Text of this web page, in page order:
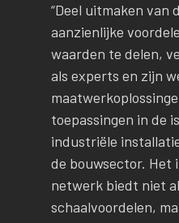
“Deel uitmaken van
aanzienlijke
waarden te delen,
als experts en zijn
toepassingen in de
industriële
de bouwsector. Het
netwerk biedt niet
schaalvoordelen,